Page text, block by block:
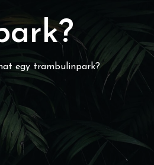
egy trambulinpark?